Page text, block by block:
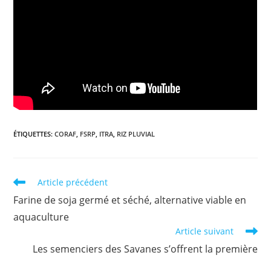
ÉTIQUETTES:CORAF FSRP ITRA RIZ PLUVIAL
Article précédent
Farine de soja germé et séché, alternative viable en
aquaculture
Article suivant
Les semenciers des Savanes s’offrent la première